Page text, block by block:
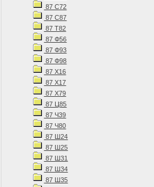
87 С72
87 С87
87 Т82
87 Ф56
87 Ф93
87 Ф98
87 Х16
87 Х17
87 Х79
87 Ц85
87 Ч39
87 Ч80
87 Ш24
87 Ш25
87 Ш31
87 Ш34
87 Ш35